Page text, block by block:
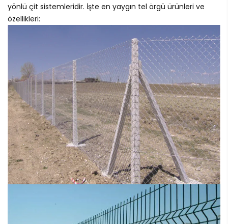
yönlü çit sistemleridir. İşte en yaygın tel örgü ürünleri ve
özellikleri: